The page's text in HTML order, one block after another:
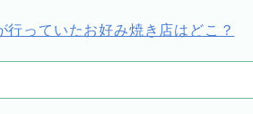
っていたお好み焼き店はどこ？